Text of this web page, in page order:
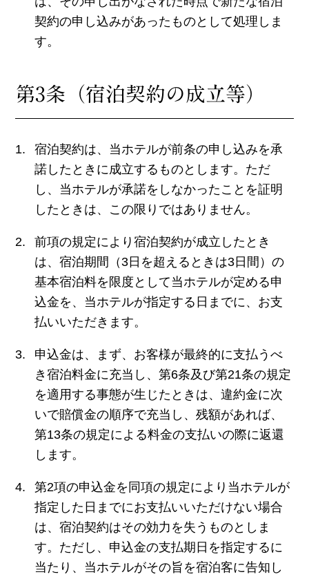
契約の申し込みがあったものとして処理しま
す。
第3条（宿泊契約の成立等）
宿泊契約は、当ホテルが前条の申し込みを承
諾したときに成立するものとします。ただ
し、当ホテルが承諾をしなかったことを証明
したときは、この限りではありません。
前項の規定により宿泊契約が成立したとき
は、宿泊期間（3日を超えるときは3日間）の
基本宿泊料を限度として当ホテルが定める申
込金を、当ホテルが指定する日までに、お支
払いいただきます。
申込金は、まず、お客様が最終的に支払うべ
き宿泊料金に充当し、第6条及び第21条の規定
を適用する事態が生じたときは、違約金に次
いで賠償金の順序で充当し、残額があれば、
第13条の規定による料金の支払いの際に返還
します。
第2項の申込金を同項の規定により当ホテルが
指定した日までにお支払いいただけない場合
は、宿泊契約はその効力を失うものとしま
す。ただし、申込金の支払期日を指定するに
当たり、当ホテルがその旨を宿泊客に告知し